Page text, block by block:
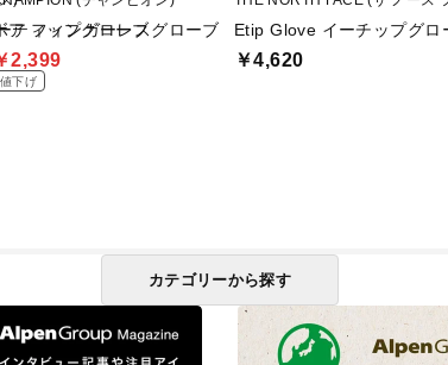
ティップグローブ
ア フィンガーレスグローブ
2,399
値下げ
Etip Glove イーチップグロ
￥4,620
カテゴリーから探す